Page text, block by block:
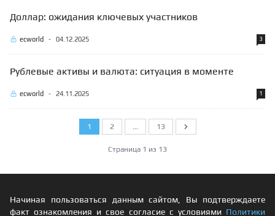
Доллар: ожидания ключевых участников
ecworld - 04.12.2025 3
Рублевые активы и валюта: ситуация в моменте
ecworld - 24.11.2025 1
1 2 ... 13 Следующий
Страница 1 из 13
Начиная пользоваться данным сайтом, Вы подтверждаете
факт ознакомления и свое согласие с условиями Политики